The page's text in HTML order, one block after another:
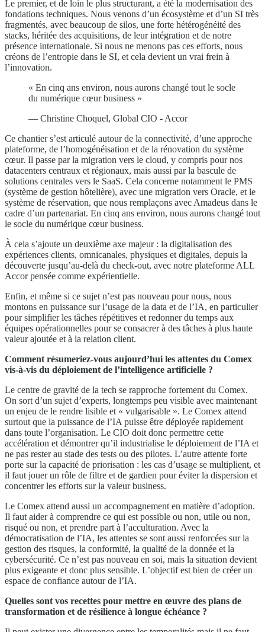
Le premier, et de loin le plus structurant, a été la modernisation des
fondations techniques. Nous venons d’un écosystème et d’un SI très
fragmentés, avec beaucoup de silos, une forte hétérogénéité des
stacks, héritée des acquisitions, de leur intégration et de notre
présence internationale. Si nous ne menons pas ces efforts, nous
créons de l’entropie dans le SI, et cela devient un vrai frein à
l’innovation.
« En cinq ans environ, nous aurons changé tout le socle
du numérique cœur business »
— Christine Choquel, Global CIO - Accor
Ce chantier s’est articulé autour de la connectivité, d’une approche
plateforme, de l’homogénéisation et de la rénovation du système
cœur. Il passe par la migration vers le cloud, y compris pour nos
datacenters centraux et régionaux, mais aussi par la bascule de
solutions centrales vers le SaaS. Cela concerne notamment le PMS
(système de gestion hôtelière), avec une migration vers Oracle, et le
système de réservation, que nous remplaçons avec Amadeus dans le
cadre d’un partenariat. En cinq ans environ, nous aurons changé tout
le socle du numérique cœur business.
À cela s’ajoute un deuxième axe majeur : la digitalisation des
expériences clients, omnicanales, physiques et digitales, depuis la
découverte jusqu’au-delà du check-out, avec notre plateforme ALL
Accor pensée comme expérientielle.
Enfin, et même si ce sujet n’est pas nouveau pour nous, nous
montons en puissance sur l’usage de la data et de l’IA, en particulier
pour simplifier les tâches répétitives et redonner du temps aux
équipes opérationnelles pour se consacrer à des tâches à plus haute
valeur ajoutée et à la relation client.
Comment résumeriez-vous aujourd’hui les attentes du Comex
vis-à-vis du déploiement de l’intelligence artificielle ?
Le centre de gravité de la tech se rapproche fortement du Comex.
On sort d’un sujet d’experts, longtemps peu visible avec maintenant
un enjeu de le rendre lisible et « vulgarisable ». Le Comex attend
surtout que la puissance de l’IA puisse être déployée rapidement
dans toute l’organisation. Le CIO doit donc permettre cette
accélération et démontrer qu’il industrialise le déploiement de l’IA et
ne pas rester au stade des tests ou des pilotes. L’autre attente forte
porte sur la capacité de priorisation : les cas d’usage se multiplient, et
il faut jouer un rôle de filtre et de gardien pour éviter la dispersion et
concentrer les efforts sur la valeur business.
Le Comex attend aussi un accompagnement en matière d’adoption.
Il faut aider à comprendre ce qui est possible ou non, utile ou non,
risqué ou non, et prendre part à l’acculturation. Avec la
démocratisation de l’IA, les attentes se sont aussi renforcées sur la
gestion des risques, la conformité, la qualité de la donnée et la
cybersécurité. Ce n’est pas nouveau en soi, mais la situation devient
plus exigeante et donc plus sensible. L’objectif est bien de créer un
espace de confiance autour de l’IA.
Quelles sont vos recettes pour mettre en œuvre des plans de
transformation et de résilience à longue échéance ?